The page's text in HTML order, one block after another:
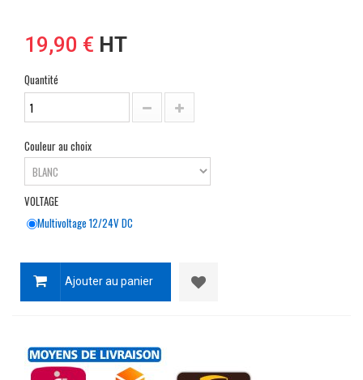
19,90 € HT
Quantité
Couleur au choix
VOLTAGE
Multivoltage 12/24V DC
Ajouter au panier